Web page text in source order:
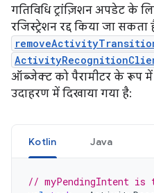
गतिविधि ट्रांज़िशन अपडेट के
रजिस्ट्रेशन रद्द किया जा सकता
ऑब्जेक्ट को पैरामीटर के रूप में
उदाहरण में दिखाया गया है:
Kotlin Java
// myPendingIntent is